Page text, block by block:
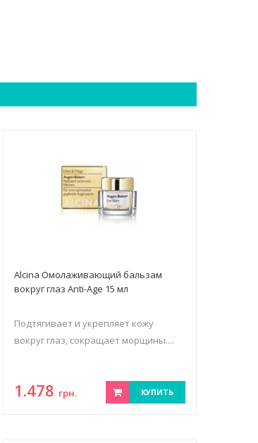
Alcina Омолаживающий бальзам
вокруг глаз Anti-Age 15 мл
Подтягивает и укрепляет кожу
вокруг глаз, сокращает морщины....
1.478 грн. КУПИТЬ